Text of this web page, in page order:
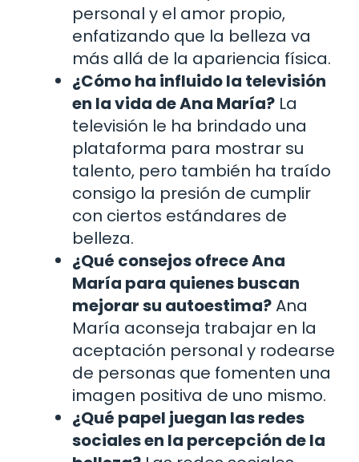
personal y el amor propio,
enfatizando que la belleza va
más allá de la apariencia física.
¿Cómo ha influido la televisión
en la vida de Ana María? La
televisión le ha brindado una
plataforma para mostrar su
talento, pero también ha traído
consigo la presión de cumplir
con ciertos estándares de
belleza.
¿Qué consejos ofrece Ana
María para quienes buscan
mejorar su autoestima?Ana
María aconseja trabajar en la
aceptación personal y rodearse
de personas que fomenten una
imagen positiva de uno mismo.
¿Qué papel juegan las redes
sociales en la percepción de la